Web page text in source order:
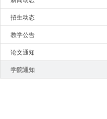
招生动态
教学公告
论文通知
学院通知